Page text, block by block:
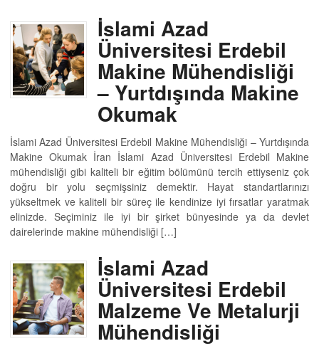
İslami Azad
Üniversitesi Erdebil
Makine Mühendisliği
– Yurtdışında Makine
Okumak
İslami Azad Üniversitesi Erdebil Makine Mühendisliği – Yurtdışında
Makine Okumak İran İslami Azad Üniversitesi Erdebil Makine
mühendisliği gibi kaliteli bir eğitim bölümünü tercih ettiyseniz çok
doğru bir yolu seçmişsiniz demektir. Hayat standartlarınızı
yükseltmek ve kaliteli bir süreç ile kendinize iyi fırsatlar yaratmak
elinizde. Seçiminiz ile iyi bir şirket bünyesinde ya da devlet
dairelerinde makine mühendisliği […]
İslami Azad
Üniversitesi Erdebil
Malzeme Ve Metalurji
Mühendisliği